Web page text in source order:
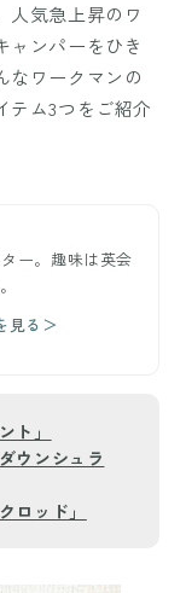
人気急上昇のワ
ャンパーをひき
なワークマンの
テム3つをご紹介
ー。趣味は英会
見る＞
ト」
ウンシュラ
ロッド」